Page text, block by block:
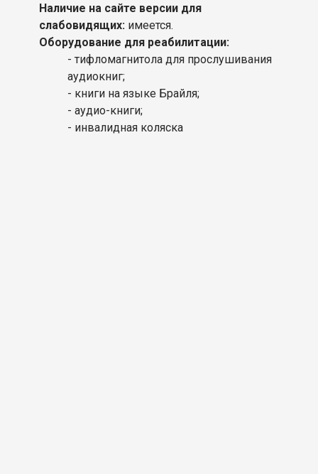
Наличие на сайте версии для
слабовидящих: имеется.
Оборудование для реабилитации:
- тифломагнитола для прослушивания
аудиокниг;
- книги на языке Брайля;
- аудио-книги;
- инвалидная коляска